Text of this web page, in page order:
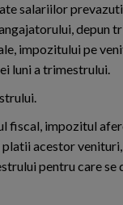
salariilor
depun
impozitului pe
luni a trimestrului.
fiscal, impozitul
acestor venituri,
pentru care se